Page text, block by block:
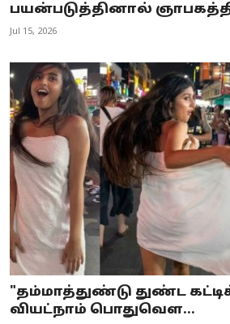
பயன்படுத்தினால்
Jul 15, 2026
"தம்மாத்துண்டு துண்ட
வியட்நாம் பொதுவெள...